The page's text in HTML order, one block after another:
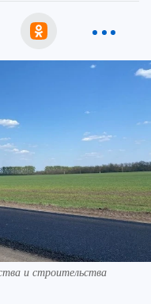
и строительства